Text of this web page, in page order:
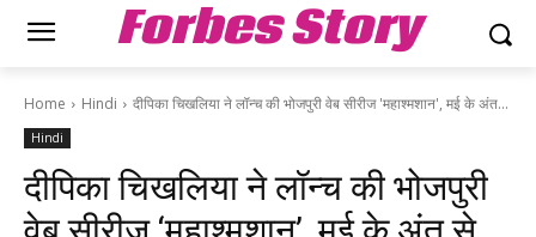
Forbes Story
Home Hindi दीपिका चिखलिया ने लॉन्च की भोजपुरी वेब सीरीज 'महाश्मशान', मई के अंत...
Hindi
दीपिका चिखलिया ने लॉन्च की भोजपुरी